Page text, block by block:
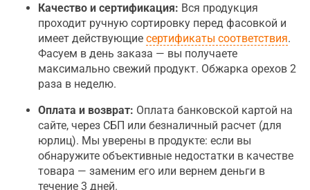
Качество и сертификация: Вся продукция
проходит ручную сортировку перед фасовкой и
имеет действующие сертификаты соответствия.
Фасуем в день заказа — вы получаете
максимально свежий продукт. Обжарка орехов 2
раза в неделю.
Оплата и возврат: Оплата банковской картой на
сайте, через СБП или безналичный расчет (для
юрлиц). Мы уверены в продукте: если вы
обнаружите объективные недостатки в качестве
товара — заменим его или вернем деньги в
течение 3 дней.